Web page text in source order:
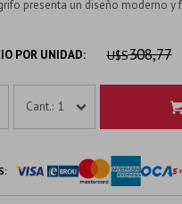
presenta un diseño moderno y
POR UNIDAD: U$S308,77
1